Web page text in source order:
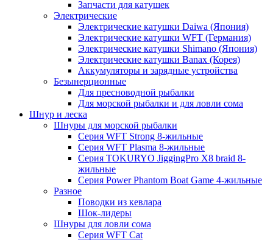
Запчасти для катушек
Электрические
Электрические катушки Daiwa (Япония)
Электрические катушки WFT (Германия)
Электрические катушки Shimano (Япония)
Электрические катушки Banax (Корея)
Аккумуляторы и зарядные устройства
Безынерционные
Для пресноводной рыбалки
Для морской рыбалки и для ловли сома
Шнур и леска
Шнуры для морской рыбалки
Серия WFT Strong 8-жильные
Серия WFT Plasma 8-жильные
Серия TOKURYO JiggingPro X8 braid 8-
жильные
Серия Power Phantom Boat Game 4-жильные
Разное
Поводки из кевлара
Шок-лидеры
Шнуры для ловли сома
Серия WFT Cat